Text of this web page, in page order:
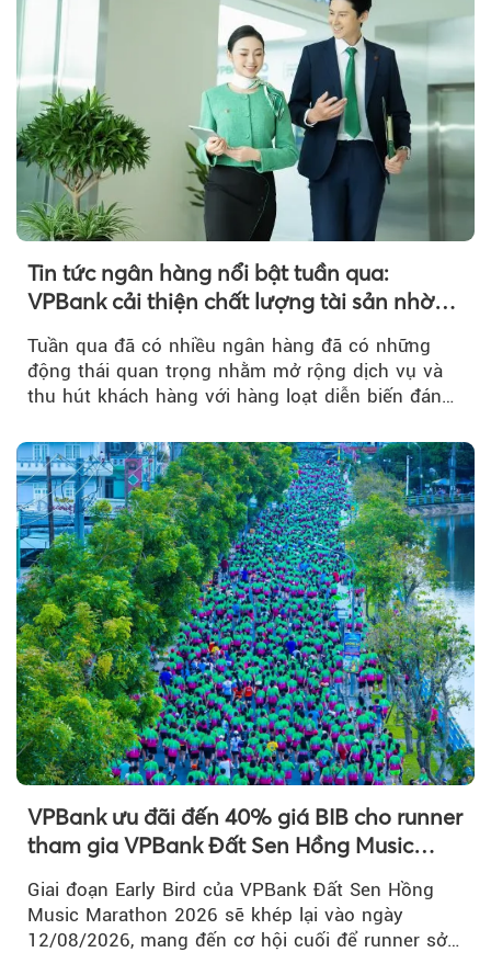
Tin tức ngân hàng nổi bật tuần qua:
VPBank cải thiện chất lượng tài sản nhờ
Tuần qua đã có nhiều ngân hàng đã có những
động thái quan trọng nhằm mở rộng dịch vụ và
thu hút khách hàng với hàng loạt diễn biến đáng
VPBank ưu đãi đến 40% giá BIB cho runner
tham gia VPBank Đất Sen Hồng Music
Giai đoạn Early Bird của VPBank Đất Sen Hồng
Music Marathon 2026 sẽ khép lại vào ngày
12/08/2026, mang đến cơ hội cuối để runner sở